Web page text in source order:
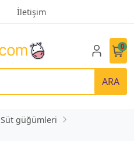
İletişim
ARA
0
Süt güğümleri